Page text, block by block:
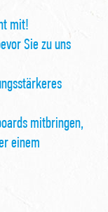
mit!
Sie zu uns
mitbringen,
einem